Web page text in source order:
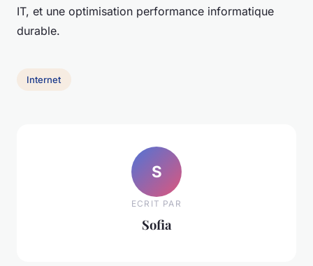
IT, et une optimisation performance informatique
durable.
Internet
S
ECRIT PAR
Sofia